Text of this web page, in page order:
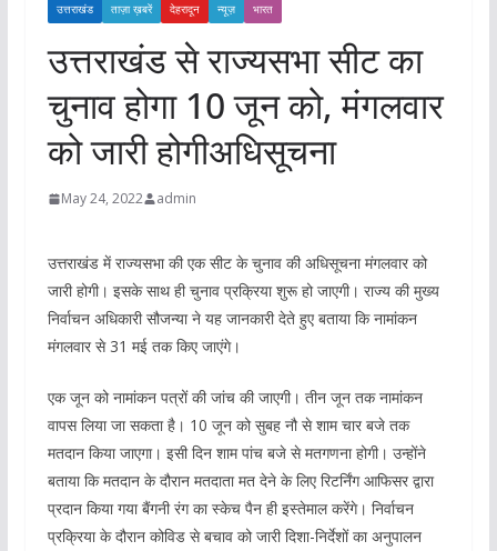
उत्तराखंड ताज़ा ख़बरें देहरादून न्यूज़ भारत
उत्तराखंड से राज्यसभा सीट का
चुनाव होगा 10 जून को, मंगलवार
को जारी होगीअधिसूचना
May 24, 2022 admin
उत्तराखंड में राज्यसभा की एक सीट के चुनाव की अधिसूचना मंगलवार को
जारी होगी। इसके साथ ही चुनाव प्रक्रिया शुरू हो जाएगी। राज्य की मुख्य
निर्वाचन अधिकारी सौजन्या ने यह जानकारी देते हुए बताया कि नामांकन
मंगलवार से 31 मई तक किए जाएंगे।
एक जून को नामांकन पत्रों की जांच की जाएगी। तीन जून तक नामांकन
वापस लिया जा सकता है। 10 जून को सुबह नौ से शाम चार बजे तक
मतदान किया जाएगा। इसी दिन शाम पांच बजे से मतगणना होगी। उन्होंने
बताया कि मतदान के दौरान मतदाता मत देने के लिए रिटर्निंग आफिसर द्वारा
प्रदान किया गया बैंगनी रंग का स्केच पैन ही इस्तेमाल करेंगे। निर्वाचन
प्रक्रिया के दौरान कोविड से बचाव को जारी दिशा-निर्देशों का अनुपालन